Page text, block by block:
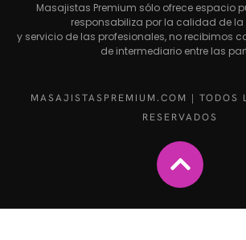
Masajistas Premium sólo ofrece espacio
responsabiliza por la calidad de
y servicio de las profesionales, no recibimos
de intermediario entre las
MASAJISTASPREMIUM.COM | TODOS
RESERVADOS